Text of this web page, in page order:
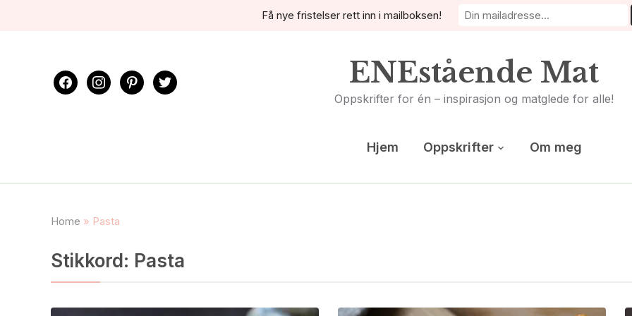
facebookinstagrampinterest
twitter ENEstående Mat
Oppskrifter for én – inspirasjon og matglede for alle!
Hjem Oppskrifter Om meg
Home » Pasta
Stikkord: Pasta
Få nye fristelser rett inn i mailboksen!